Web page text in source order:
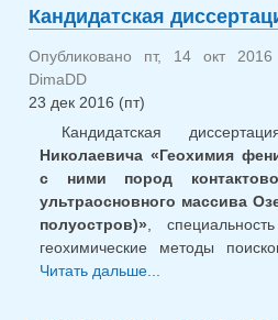
Кандидатская
Опубликовано пт, 14 окт
DimaDD
23 дек 2016 (пт)
Кандидатская
Николаевича «Геохимия
с ними пород
ультраосновного массива
полуостров)»,
геохимические методы
Читать дальше...